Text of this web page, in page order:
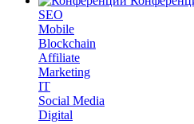
SEO
Mobile
Blockchain
Affiliate
Marketing
IT
Social Media
Digital